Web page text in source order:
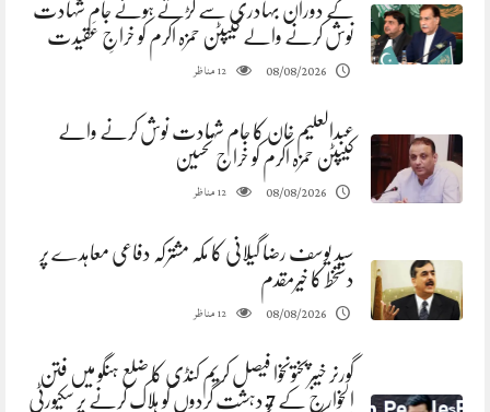
کے دوران بہادری سے لڑتے ہوئے جامِ شہادت
نوش کرنے والے کیپٹن حمزہ اکرم کو خراجِ عقیدت
08/08/2026
12مناظر
عبدالعلیم خان کا جام شہادت نوش کرنے والے
کیپٹن حمزہ اکرم کو خراج تحسین
08/08/2026
12مناظر
سید یوسف رضا گیلانی کا مکہ مشترکہ دفاعی معاہدے پر
دستخط کا خیرمقدم
08/08/2026
12مناظر
گورنر خیبرپختونخوا فیصل کریم کنڈی کا ضلع ہنگو میں فتن
الخوارج کے 7 دہشت گردوں کو ہلاک کرنے پر سکیورٹی